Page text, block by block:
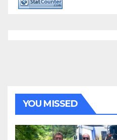
YOU MISSED